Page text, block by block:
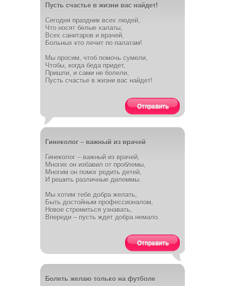
Пусть счастье в жизни вас найдет!
Сегодня праздник всех людей,
Что носят белые халаты,
Всех санитаров и врачей,
Больных кто лечит по палатам!
Мы просим, чтоб помочь сумели,
Чтобы, когда беда придет,
Пришли, и сами не болели,
Пусть счастье в жизни вас найдет!
Отправить
Гинеколог – важный из врачей
Гинеколог – важный из врачей,
Многих он избавил от проблемы,
Многим он помог родить детей,
И решить различные дилеммы.
Мы хотим тебе добра желать,
Быть достойным профессионалом,
Новое стремиться узнавать,
Впереди – пусть ждет добра немало.
Отправить
Болеть желаю только на футболе